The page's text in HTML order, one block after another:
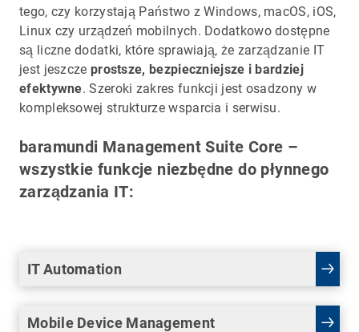
tego, czy korzystają Państwo z Windows, macOS, iOS,
Linux czy urządzeń mobilnych. Dodatkowo dostępne
są liczne dodatki, które sprawiają, że zarządzanie IT
jest jeszcze prostsze, bezpieczniejsze i bardziej
efektywne. Szeroki zakres funkcji jest osadzony w
kompleksowej strukturze wsparcia i serwisu.
baramundi Management Suite Core –
wszystkie funkcje niezbędne do płynnego
zarządzania IT:
IT Automation
Mobile Device Management